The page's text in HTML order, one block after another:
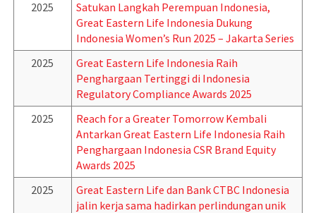
2025
Satukan Langkah Perempuan Indonesia,
Great Eastern Life Indonesia Dukung
Indonesia Women’s Run 2025 – Jakarta Series
2025
Great Eastern Life Indonesia Raih
Penghargaan Tertinggi di Indonesia
Regulatory Compliance Awards 2025
2025
Reach for a Greater Tomorrow Kembali
Antarkan Great Eastern Life Indonesia Raih
Penghargaan Indonesia CSR Brand Equity
Awards 2025
2025
Great Eastern Life dan Bank CTBC Indonesia
jalin kerja sama hadirkan perlindungan unik